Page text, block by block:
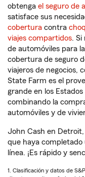
obtenga el seguro de
satisface sus
cobertura contra
viajes compartidos. Si
de automóviles para
cobertura de seguro
viajeros de negocios,
State Farm es el
grande en los Estados
combinando la
automóviles y de
John Cash en
que haya completado
línea. ¡Es rápido y
1. Clasificación y datos de